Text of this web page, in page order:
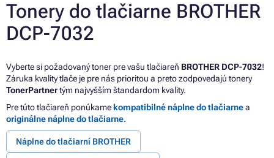
Tonery do tlačiarne BROTHER
DCP-7032
Vyberte si požadovaný toner pre vašu tlačiareň BROTHER DCP-7032!
Záruka kvality tlače je pre nás prioritou a preto zodpovedajú tonery
TonerPartnertým najvyšším štandardom kvality.
Pre túto tlačiareň ponúkame kompatibilné náplne do tlačiarnea
originálne náplne do tlačiarne.
Náplne do tlačiarní BROTHER